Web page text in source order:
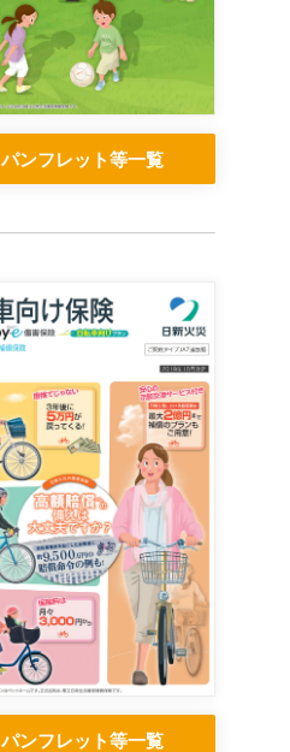
パンフレット等一覧
パンフレット等一覧